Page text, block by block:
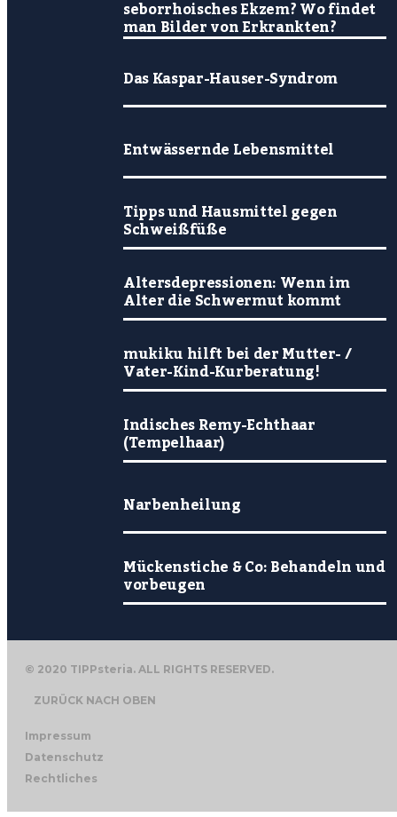
seborrhoisches Ekzem? Wo findet
man Bilder von Erkrankten?
Das Kaspar-Hauser-Syndrom
Entwässernde Lebensmittel
Tipps und Hausmittel gegen
Schweißfüße
Altersdepressionen: Wenn im
Alter die Schwermut kommt
mukiku hilft bei der Mutter- /
Vater-Kind-Kurberatung!
Indisches Remy-Echthaar
(Tempelhaar)
Narbenheilung
Mückenstiche & Co: Behandeln und
vorbeugen
© 2020 TIPPsteria. ALL RIGHTS RESERVED.
ZURÜCK NACH OBEN
Impressum
Datenschutz
Rechtliches